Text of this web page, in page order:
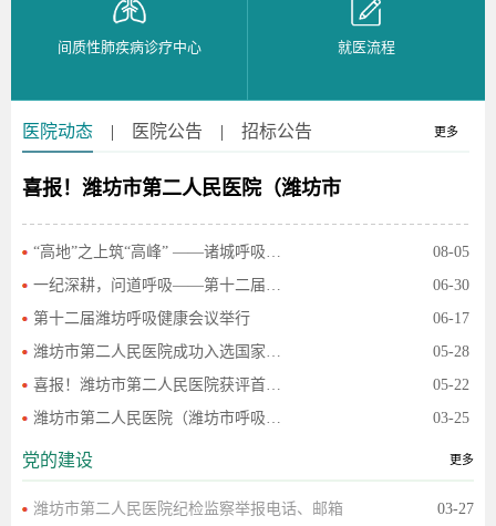
间质性肺疾病诊疗中心 就医流程
医院动态 | 医院公告 | 招标公告
喜报！潍坊市第二人民医院（潍坊市
08-05
06-30
06-17
第十二届潍坊呼吸健康会议举行
05-28
05-22
03-25
更多
党的建设 更多
03-27
潍坊市第二人民医院纪检监察举报电话、邮箱